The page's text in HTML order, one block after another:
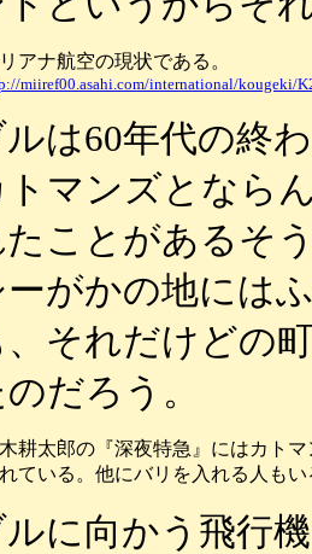
アナ航空の現状である。
miiref00.asahi.com/international/kougeki/
ルは60年代の終
マンズとなら
ことがあるそ
ーがかの地には
、それだけどの
だろう。
耕太郎の『深夜特急』にはカト
ている。他にバリを入れる人も
ルに向かう飛行